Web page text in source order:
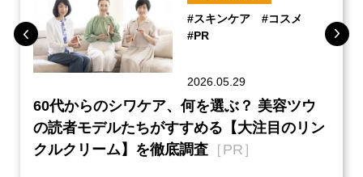
#スキンケア
#コスメ
#PR
2026.05.29
60代からのシワケア、何を選ぶ？ 美容ツウ
の読者モデルたちがすすめる【大注目のリン
クルクリーム】を徹底調査 ［PR］